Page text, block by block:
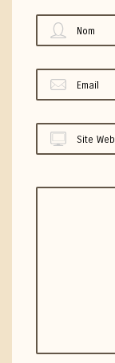
Nom
Email
Site Web